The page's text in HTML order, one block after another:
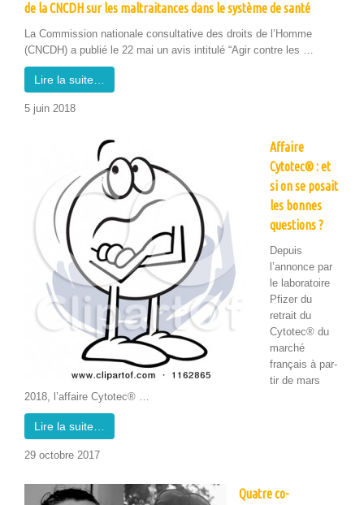
de la CNCDH sur les maltraitances dans le système de santé
La Com­mis­sion nationale con­sul­ta­tive des droits de l’Homme
(CNCDH) a pub­lié le 22 mai un avis inti­t­ulé “Agir con­tre les …
Lire la suite…
5 juin 2018
Affaire
Cytotec® : et
si on se posait
les bonnes
questions ?
Depuis
l’annonce par
le lab­o­ra­toire
Pfiz­er du
retrait du
Cytotec® du
marché
français à par­
tir de mars
2018, l’affaire Cytotec® …
Lire la suite…
29 octo­bre 2017
Quatre co-